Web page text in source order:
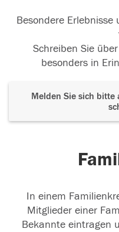
Besondere
Schreiben Sie
besonders in
Melden Sie sich bitte
In einem
Mitglieder einer
Bekannte eintragen